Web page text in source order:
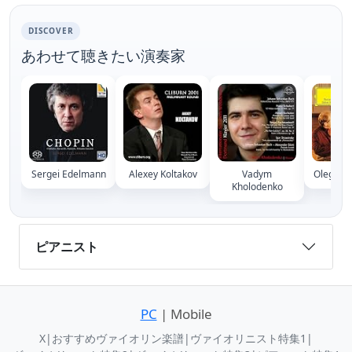
DISCOVER
あわせて聴きたい演奏家
Sergei Edelmann Alexey Koltakov
Vadym
Kholodenko
Oleg
ピアニスト
PC | Mobile
X| おすすめヴァイオリン楽譜| ヴァイオリニスト特集1 |